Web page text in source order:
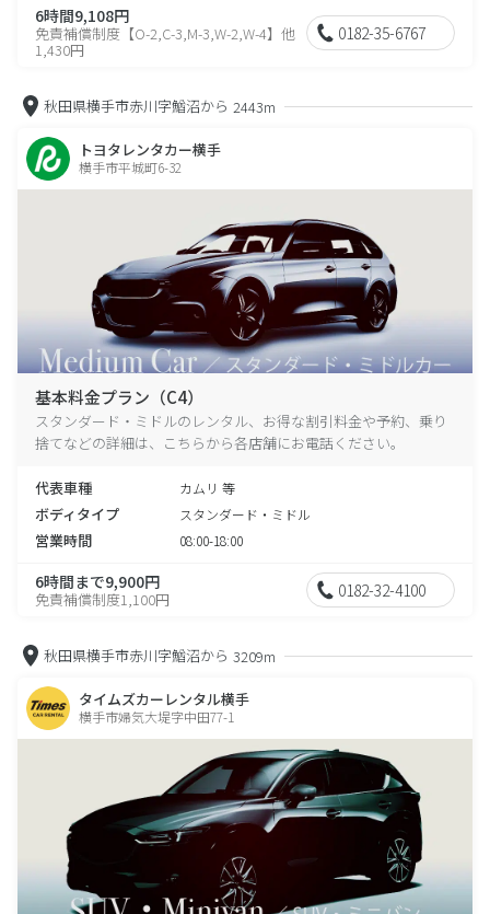
6時間9,108円
免責補償制度【O-2,C-3,M-3,W-2,W-4】他
1,430円
0182-35-6767
秋田県横手市赤川字鰌沼から 2443m
トヨタレンタカー横手
横手市平城町6-32
基本料金プラン（C4）
スタンダード・ミドルのレンタル、お得な割引料金や予約、乗り
捨てなどの詳細は、こちらから各店舗にお電話ください。
代表車種 カムリ 等
ボディタイプ スタンダード・ミドル
営業時間 08:00-18:00
6時間まで9,900円
免責補償制度1,100円 0182-32-4100
秋田県横手市赤川字鰌沼から 3209m
タイムズカーレンタル横手
横手市婦気大堤字中田77-1